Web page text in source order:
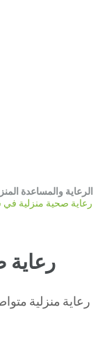
الرعاية والمساعدة
رعاية صحية منزلية